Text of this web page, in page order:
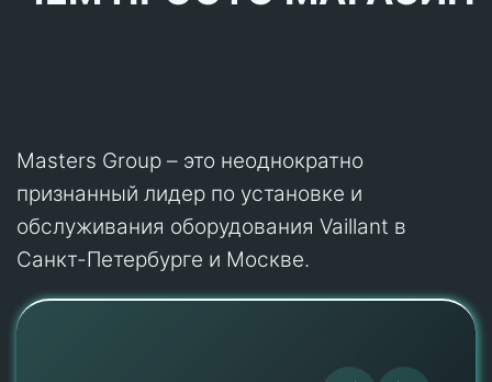
Masters Group – это неоднократно
признанный лидер по установке и
обслуживания оборудования Vaillant в
Санкт-Петербурге и Москве.